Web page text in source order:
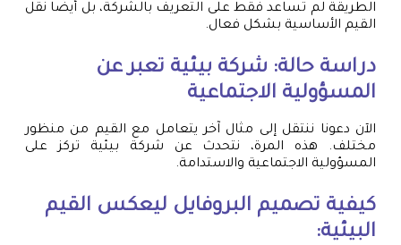
الطريقة لم تساعد فقط على التعريف بالشركة، بل أيضًا نقل
القيم الأساسية بشكل فعال.
دراسة حالة: شركة بيئية تعبر عن
المسؤولية الاجتماعية
الآن دعونا ننتقل إلى مثال آخر يتعامل مع القيم من منظور
مختلف. هذه المرة، نتحدث عن شركة بيئية تركز على
المسؤولية الاجتماعية والاستدامة.
كيفية تصميم البروفايل ليعكس القيم
البيئية: